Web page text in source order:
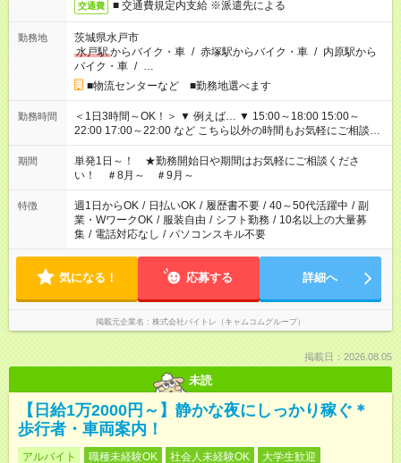
交通費 ■ 交通費規定内支給 ※派遣先による
勤務地
茨城県水戸市
水戸駅からバイク・車 / 赤塚駅からバイク・車 / 内原駅から
バイク・車 / …
■物流センターなど ■勤務地選べます
勤務時間
＜1日3時間～OK！＞ ▼ 例えば… ▼ 15:00～18:00 15:00～
22:00 17:00～22:00 など こちら以外の時間もお気軽にご相談く
ださい！
期間
単発1日～！ ★勤務開始日や期間はお気軽にご相談くださ
い！ ＃8月～ ＃9月～
特徴 週1日からOK / 日払いOK / 履歴書不要 / 40～50代活躍中 / 副
業・WワークOK / 服装自由 / シフト勤務 / 10名以上の大量募
集 / 電話対応なし / パソコンスキル不要
気になる！ 応募する 詳細へ
掲載元企業名 株式会社バイトレ（キャムコムグループ）
掲載日：2026.08.05
未読
【日給1万2000円～】静かな夜にしっかり稼ぐ＊
歩行者・車両案内！
アルバイト 職種未経験OK 社会人未経験OK
大学生歓迎